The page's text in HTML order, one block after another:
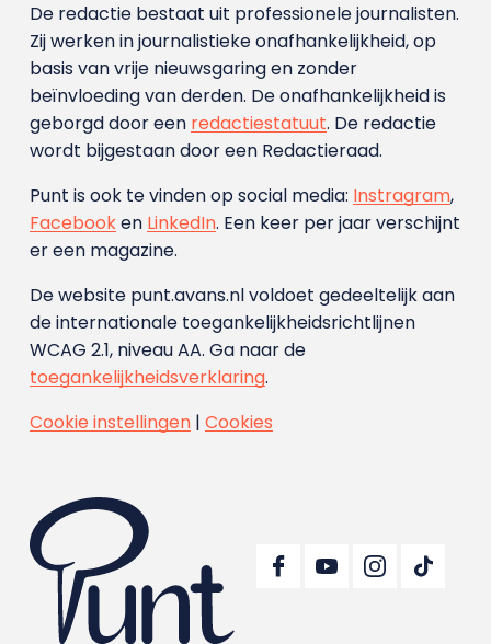
De redactie bestaat uit professionele journalisten.
Zij werken in journalistieke onafhankelijkheid, op
basis van vrije nieuwsgaring en zonder
beïnvloeding van derden. De onafhankelijkheid is
geborgd door een redactiestatuut. De redactie
wordt bijgestaan door een Redactieraad.
Punt is ook te vinden op social media: Instragram,
Facebooken LinkedIn. Een keer per jaar verschijnt
er een magazine.
De website punt.avans.nl voldoet gedeeltelijk aan
de internationale toegankelijkheidsrichtlijnen
WCAG 2.1, niveau AA. Ga naar de
toegankelijkheidsverklaring.
Cookie instellingen| Cookies